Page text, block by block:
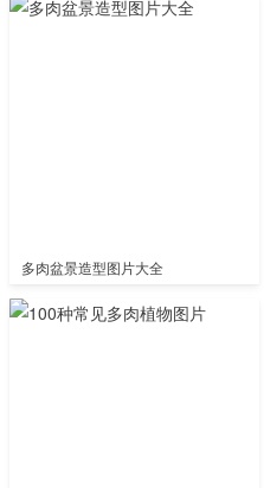
多肉盆景造型图片大全